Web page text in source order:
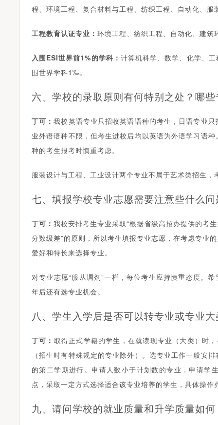
程、环境工程、复合材料与工程、纺织工程、自动化、服
工程教育认证专业 ： 环境工程、纺织工程、自动化、建
入围ESI世界前1%的学科 ： 计算机科学、数学、化学、
围世界学科1‰。
六、学校的录取原则有何特别之处？哪
丁可 ：我校英语专业只招收英语语种的考生，日语专业
业外语语种不限，但考生进校后均以英语为外语学习语
种的考生报考时慎重考虑。
服装设计与工程、工业设计两个专业不属于艺术类招生
七、填报学校专业志愿需要注意些什么
丁可 ： 我校安排考生专业采取“根据省级高招办提供的考
分数级差”的原则，所以考生填报专业志愿，在考虑专业
爱好和特长来选择专业。
对专业志愿“服从调剂”一栏，每位考生应持慎重态度。
年后还有选专业机会。
八、学生入学后是否可以转专业或专业
丁可 ： 取得正式学籍的学生，在就读现专业（大类）时
（招生时有特殊规定的专业除外）。选专业工作一般安
的第二学期进行。申请人数小于计划数的专业，申请学
点，采取一定方式选择适合该专业培养的学生，具体操
九、请问学校的就业质量和升学质量如